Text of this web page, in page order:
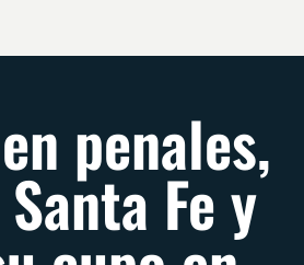
penales,
Fe y